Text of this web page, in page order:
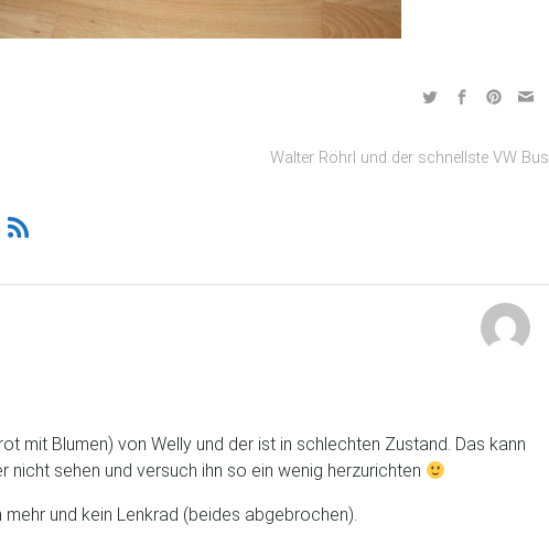
Walter Röhrl und der schnellste VW Bus
mit Blumen) von Welly und der ist in schlechten Zustand. Das kann
nicht sehen und versuch ihn so ein wenig herzurichten
und kein Lenkrad (beides abgebrochen).